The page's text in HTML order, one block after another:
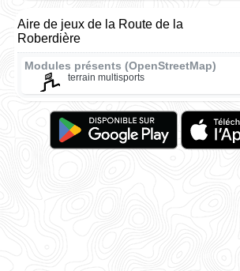
Aire de jeux de la Route de la
Roberdière
Modules présents (OpenStreetMap)
terrain multisports